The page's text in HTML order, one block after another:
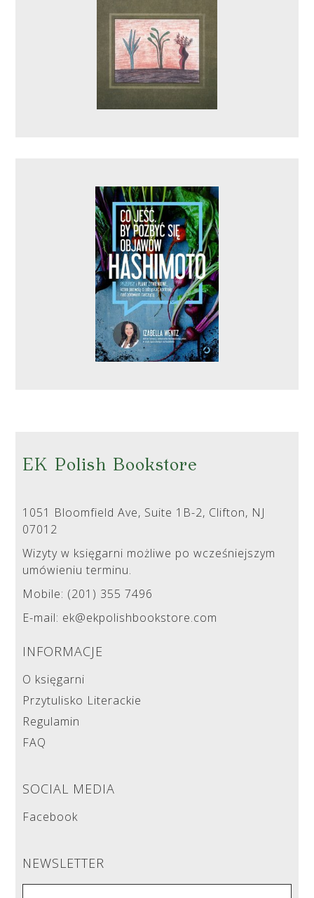
EK Polish Bookstore
1051 Bloomfield Ave, Suite 1B-2, Clifton, NJ
07012
Wizyty w księgarni możliwe po wcześniejszym
umówieniu terminu.
Mobile: (201) 355 7496
E-mail: ek@ekpolishbookstore.com
INFORMACJE
O księgarni
Przytulisko Literackie
Regulamin
FAQ
SOCIAL MEDIA
Facebook
NEWSLETTER